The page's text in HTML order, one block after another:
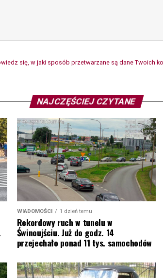
się, w jaki sposób przetwarzane są dane Twoich
NAJCZĘŚCIEJ CZYTANE
WIADOMOŚCI 1 dzień temu
Rekordowy ruch w tunelu w
Świnoujściu. Już do godz. 14
przejechało ponad 11 tys. samochodów